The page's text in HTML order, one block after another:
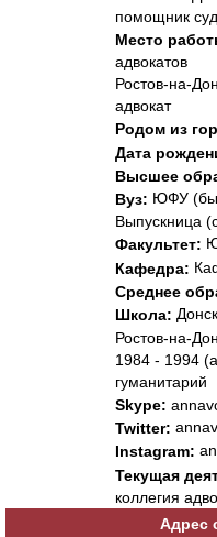
помощник
Место
адвокатов
Ростов-на-
адвокат
Родом из
Дата
Высшее
Вуз: ЮФУ
Выпускница
Факультет:
Кафедра:
Среднее
Школа:
Ростов-на-
1984 - 1994
гуманитарий
Skype:
Twitter:
Instagram:
Текущая
коллегия
Адрес